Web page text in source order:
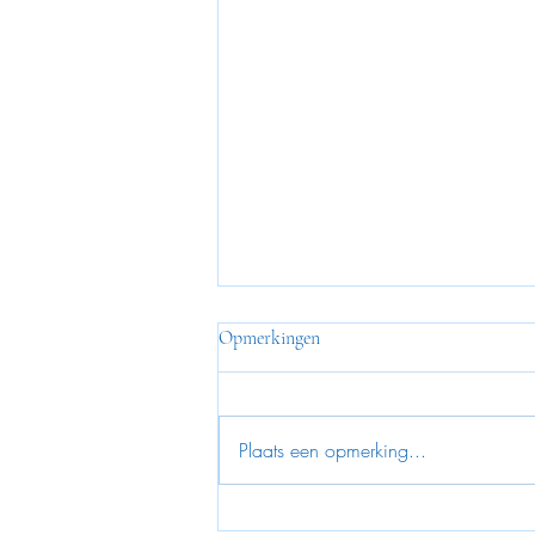
Online Lessen
Opmerkingen
Plaats een opmerking...